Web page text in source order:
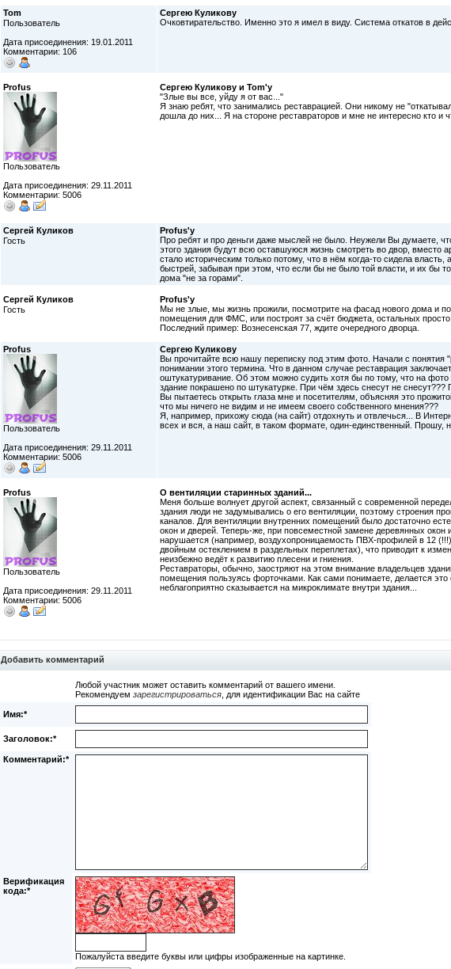
Tom
Пользователь
Дата присоединения: 19.01.2011
Комментарии: 106
Сергею Куликову
Очковтирательство. Именно это я имел в виду. Система откатов в
Profus
Пользователь
Дата присоединения: 29.11.2011
Комментарии: 5006
Сергею Куликову и Tom'у
"Злые вы все, уйду я от вас..."
Я знаю ребят, что занимались реставрацией. Они никому не
дошла до них... Я на стороне реставраторов и мне не интересно кто и
Сергей Куликов
Гость
Profus'у
Про ребят и про деньги даже мыслей не было. Неужели Вы думаете,
этого здания будут всю оставшуюся жизнь смотреть во двор, вместо
стало историческим только потому, что в нём когда-то сидела
быстрей, забывая при этом, что если бы не было той власти, и их бы
дома "не за горами".
Сергей Куликов
Гость
Profus'у
Мы не злые, мы жизнь прожили, посмотрите на фасад нового дома и
помещения для ФМС, или построят за счёт бюджета, остальных
Последний пример: Вознесенская 77, ждите очередного дворца.
Profus
Пользователь
Дата присоединения: 29.11.2011
Комментарии: 5006
Сергею Куликову
Вы прочитайте всю нашу переписку под этим фото. Начали с понятия
понимании этого термина. Что в данном случае реставрация
оштукатуривание. Об этом можно судить хотя бы по тому, что на
здание покрашено по штукатурке. При чём здесь снесут не снесут???
Вы пытаетесь открыть глаза мне и посетителям, объясняя это
что мы ничего не видим и не имеем своего собственного мнения???
Я, например, прихожу сюда (на сайт) отдохнуть и отвлечься... В
всех и вся, а наш сайт, в таком формате, один-единственный. Прошу,
Profus
Пользователь
Дата присоединения: 29.11.2011
Комментарии: 5006
О вентиляции старинных зданий...
Меня больше волнует другой аспект, связанный с современной
здания люди не задумывались о его вентиляции, поэтому строения
каналов. Для вентиляции внутренних помещений было достаточно
окон и дверей. Теперь-же, при повсеместной замене деревянных
нарушается (например, воздухопроницаемость ПВХ-профилей в 12
двойным остеклением в раздельных переплетах), что приводит к
неизбежно ведёт к развитию плесени и гниения.
Реставраторы, обычно, заостряют на этом внимание владельцев
помещения пользуясь форточками. Как сами понимаете, делается это
неблагоприятно сказывается на микроклимате внутри здания...
Добавить комментарий
Любой участник может оставить комментарий от вашего имени.
Рекомендуем зарегистрироваться , для идентификации Вас на сайте
Имя:*
Заголовок:*
Комментарий:*
Верификация
кода:*
Пожалуйста введите буквы или цифры изображенные на картинке.